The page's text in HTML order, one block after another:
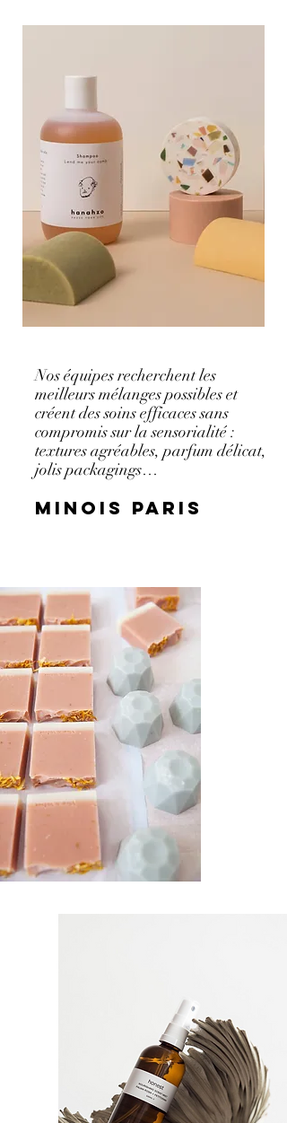
Nos équipes recherchent les
meilleurs mélanges possibles et
créent des soins efficaces sans
compromis sur la sensorialité :
textures agréables, parfum délicat,
jolis packagings…
Minois paris